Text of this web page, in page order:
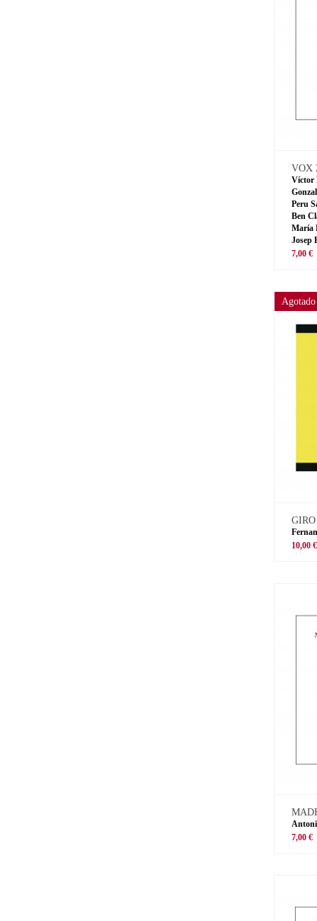
VOX
Víctor
Peru
Ben
María
Josep
7,00 €
Agotado
10,00 €
7,00 €